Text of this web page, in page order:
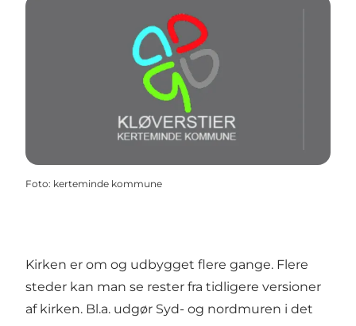
Foto: kerteminde kommune
Kirken er om og udbygget flere gange. Flere
steder kan man se rester fra tidligere versioner
af kirken. Bl.a. udgør Syd- og nordmuren i det